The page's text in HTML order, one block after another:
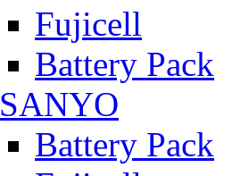
Fujicell
Battery Pack
SANYO
Battery Pack